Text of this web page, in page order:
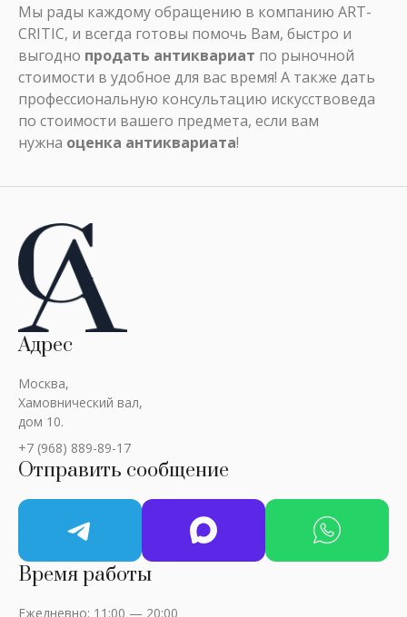
Мы рады каждому обращению в компанию ART-
CRITIC, и всегда готовы помочь Вам, быстро и
выгодно продать антиквариат по рыночной
стоимости в удобное для вас время! А также дать
профессиональную консультацию искусствоведа
по стоимости вашего предмета, если вам
нужна оценка антиквариата!
Адрес
Москва,
Хамовнический вал,
дом 10.
+7 (968) 889-89-17
Отправить сообщение
Время работы
Ежедневно: 11:00 — 20:00